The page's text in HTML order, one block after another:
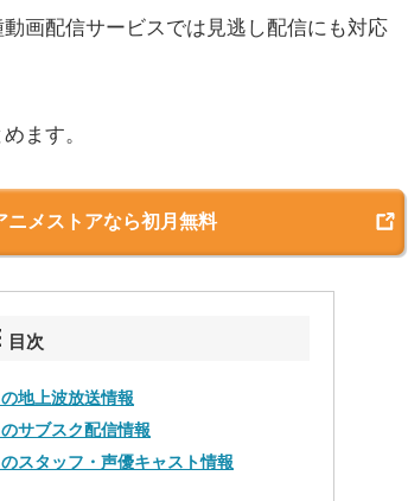
画配信サービスでは見逃し配信にも対応
ます。
ニメストアなら初月無料
目次
地上波放送情報
サブスク配信情報
スタッフ・声優キャスト情報